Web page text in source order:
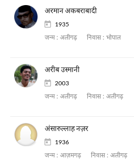
अरमान अकबराबादी
1935
जन्म : अलीगढ़ निवास : भोपाल
अरीब उस्मानी
2003
जन्म : अलीगढ़ निवास : अलीगढ़
अंसारुल्लाह नज़र
1936
जन्म : आज़मगढ़ निवास : अलीगढ़